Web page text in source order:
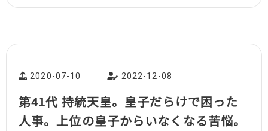
2020-07-10 2022-12-08
第41代 持統天皇。皇子だらけで困った
人事。上位の皇子からいなくなる苦悩。